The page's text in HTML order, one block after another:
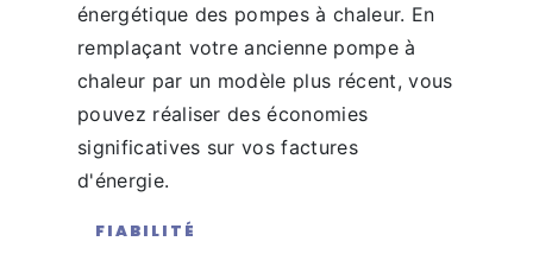
énergétique des pompes à chaleur. En
remplaçant votre ancienne pompe à
chaleur par un modèle plus récent, vous
pouvez réaliser des économies
significatives sur vos factures
d'énergie.
FIABILITÉ